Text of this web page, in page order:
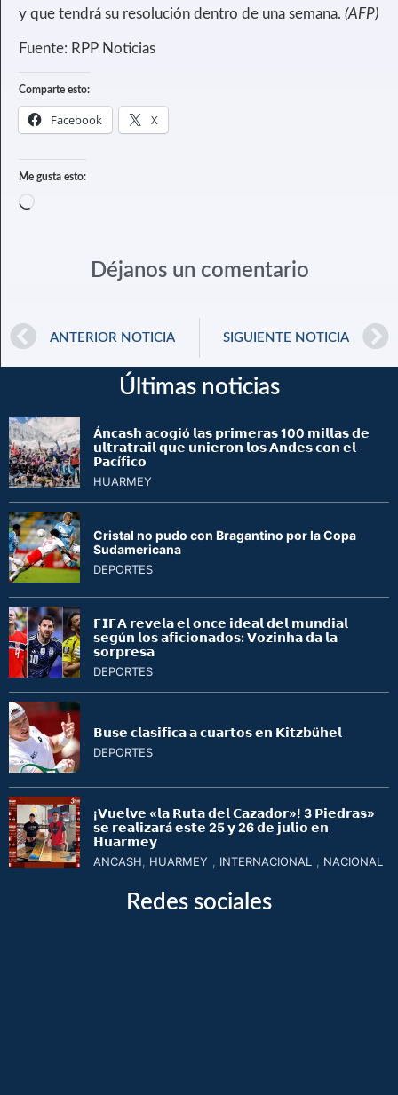
y que tendrá su resolución dentro de una semana. (AFP)
Fuente: RPP Noticias
Comparte esto:
Facebook X
Me gusta esto:
Déjanos un comentario
ANTERIOR NOTICIA SIGUIENTE NOTICIA
Últimas noticias
Á𝗻𝗰𝗮𝘀𝗵 𝗮𝗰𝗼𝗴𝗶ó 𝗹𝗮𝘀 𝗽𝗿𝗶𝗺𝗲𝗿𝗮𝘀 100 𝗺𝗶𝗹𝗹𝗮𝘀 𝗱𝗲
𝘂𝗹𝘁𝗿𝗮𝘁𝗿𝗮𝗶𝗹 𝗾𝘂𝗲 𝘂𝗻𝗶𝗲𝗿𝗼𝗻 𝗹𝗼𝘀 𝗔𝗻𝗱𝗲𝘀 𝗰𝗼𝗻 𝗲𝗹
𝗣𝗮𝗰í𝗳𝗶𝗰𝗼
HUARMEY
Cristal no pudo con Bragantino por la Copa
Sudamericana
DEPORTES
𝗙𝗜𝗙𝗔 𝗿𝗲𝘃𝗲𝗹𝗮 𝗲𝗹 𝗼𝗻𝗰𝗲 𝗶𝗱𝗲𝗮𝗹 𝗱𝗲𝗹 𝗺𝘂𝗻𝗱𝗶𝗮𝗹
𝘀𝗲𝗴ú𝗻 𝗹𝗼𝘀 𝗮𝗳𝗶𝗰𝗶𝗼𝗻𝗮𝗱𝗼𝘀: 𝗩𝗼𝘇𝗶𝗻𝗵𝗮 𝗱𝗮 𝗹𝗮
𝘀𝗼𝗿𝗽𝗿𝗲𝘀𝗮
DEPORTES
𝗕𝘂𝘀𝗲 𝗰𝗹𝗮𝘀𝗶𝗳𝗶𝗰𝗮 𝗮 𝗰𝘂𝗮𝗿𝘁𝗼𝘀 𝗲𝗻 𝗞𝗶𝘁𝘇𝗯ü𝗵𝗲𝗹
DEPORTES
¡𝗩𝘂𝗲𝗹𝘃𝗲 «𝗹𝗮 𝗥𝘂𝘁𝗮 𝗱𝗲𝗹 𝗖𝗮𝘇𝗮𝗱𝗼𝗿»! 3 𝗣𝗶𝗲𝗱𝗿𝗮𝘀»
𝘀𝗲 𝗿𝗲𝗮𝗹𝗶𝘇𝗮𝗿á 𝗲𝘀𝘁𝗲 25 𝘆 26 𝗱𝗲 𝗷𝘂𝗹𝗶𝗼 𝗲𝗻
𝗛𝘂𝗮𝗿𝗺𝗲𝘆
ANCASH, HUARMEY , INTERNACIONAL , NACIONAL
Redes sociales